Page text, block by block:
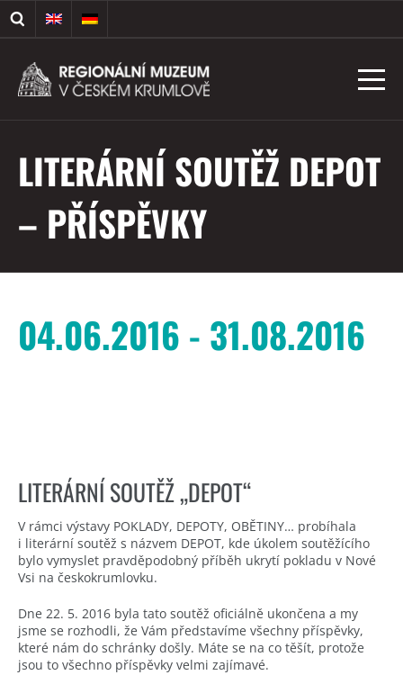
LITERÁRNÍ SOUTĚŽ DEPOT
– PŘÍSPĚVKY
04.06.2016 - 31.08.2016
LITERÁRNÍ SOUTĚŽ „DEPOT“
V rámci výstavy POKLADY, DEPOTY, OBĚTINY… probíhala
i literární soutěž s názvem DEPOT, kde úkolem soutěžícího
bylo vymyslet pravděpodobný příběh ukrytí pokladu v Nové
Vsi na českokrumlovku.
Dne 22. 5. 2016 byla tato soutěž oficiálně ukončena a my
jsme se rozhodli, že Vám představíme všechny příspěvky,
které nám do schránky došly. Máte se na co těšít, protože
jsou to všechno příspěvky velmi zajímavé.